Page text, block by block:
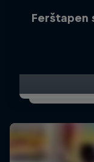
Ferštapen